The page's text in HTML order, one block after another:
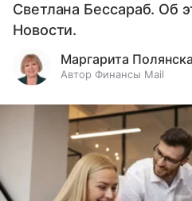
Светлана Бессараб. Об
Новости.
Маргарита
Автор Финансы Mail